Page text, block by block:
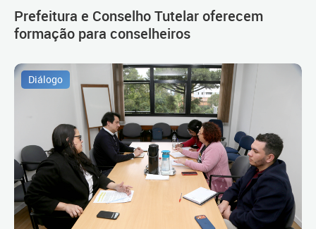
Prefeitura e Conselho Tutelar oferecem
formação para conselheiros
Diálogo